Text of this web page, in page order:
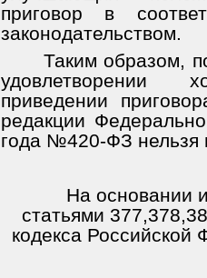
приговор в
законодательством.
Таким образом,
удовлетворении
приведении
редакции
года №420-ФЗ нельзя
На основании
статьями
кодекса Российской